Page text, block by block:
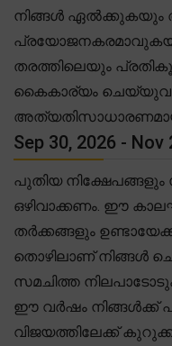
നിങ്ങൾ ഏൽക്കുകയും
തരത്തിലെയും
കൈകാര്യം
Sep 30, 2026 - Nov
പുതിയ
ഒഴിവാക്കണം. ഈ
തർക്കങ്ങളും
തൊഴിലാണ് നിങ്ങൾ
സമചിത്ത
ഈ വർഷം നിങ്ങൾക്ക്
വിജയത്തിലേക്ക്